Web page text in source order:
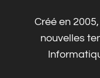
Créé en
nouvelles